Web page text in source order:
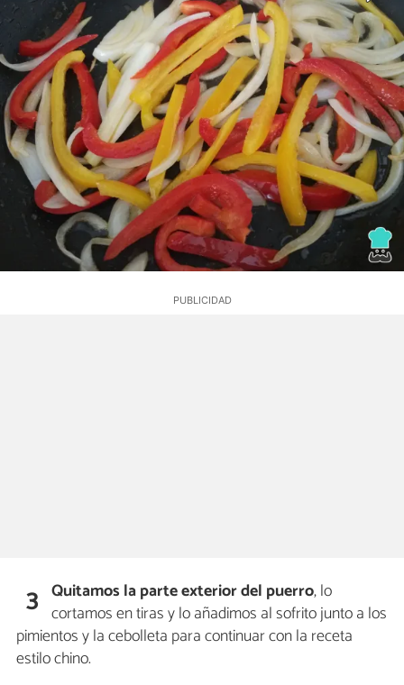
3 Quitamos la parte exterior del puerro, lo
cortamos en tiras y lo añadimos al sofrito junto a los
pimientos y la cebolleta para continuar con la receta
estilo chino.